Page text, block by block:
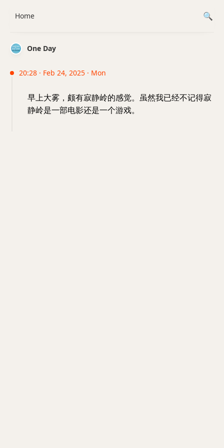
One Day
20:28 · Feb 24, 2025 · Mon
早上大雾，颇有寂静岭的感觉。虽然我已经不记得寂
静岭是一部电影还是一个游戏。
Home